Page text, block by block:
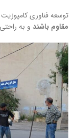
توسعه فناوری
مقاوم باشند و به